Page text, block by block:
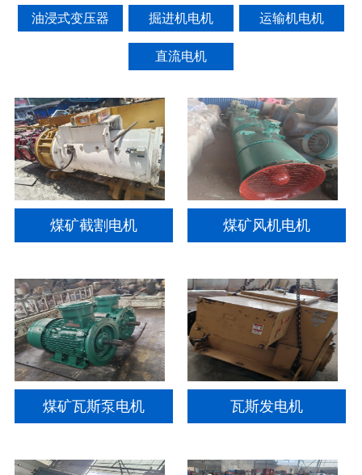
油浸式变压器 掘进机电机 运输机电机
直流电机
煤矿截割电机 煤矿风机电机
煤矿瓦斯泵电机 瓦斯发电机